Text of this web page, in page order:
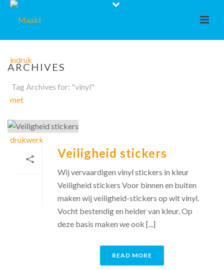
ARCHIVES
Tag Archives for: "vinyl"
Veiligheid stickers
Wij vervaardigen vinyl stickers in kleur
Veiligheid stickers Voor binnen en buiten
maken wij veiligheid-stickers op wit vinyl.
Vocht bestendig en helder van kleur. Op
deze basis maken we ook [...]
READ MORE